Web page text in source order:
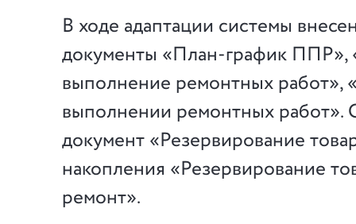
В ходе адаптации системы
документы «План-график ППР»,
выполнение ремонтных работ»,
выполнении ремонтных работ».
документ «Резервирование
накопления «Резервирование
ремонт».